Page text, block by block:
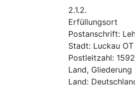
2.1.2.
Erfüllungsort
Postanschrift:
Stadt: Luckau
Postleitzahl:
Land, Gliederung
Land: